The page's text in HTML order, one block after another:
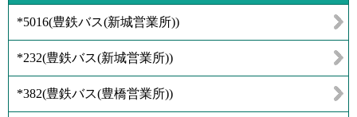
*5016(豊鉄バス(新城営業所))
*232(豊鉄バス(新城営業所))
*382(豊鉄バス(豊橋営業所))